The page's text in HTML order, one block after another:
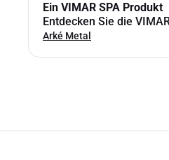
Ein VIMAR SPA Produkt
Entdecken Sie die
Arké Metal